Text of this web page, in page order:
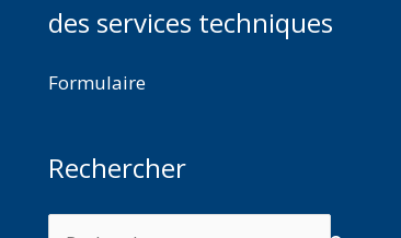
des services techniques
Formulaire
Rechercher